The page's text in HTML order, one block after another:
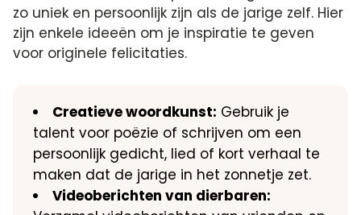
zo uniek en persoonlijk zijn als de jarige zelf.​ Hier
zijn enkele ideeën om je inspiratie te geven
voor originele felicitaties.​
Creatieve woordkunst: Gebruik je
talent voor poëzie of schrijven om een
persoonlijk gedicht, lied of kort verhaal te
maken dat de jarige in het zonnetje zet.​
Videoberichten van dierbaren: